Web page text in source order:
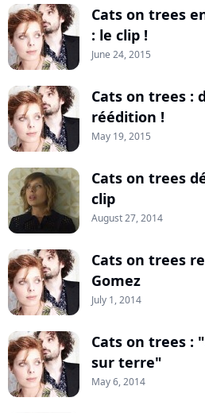
Cats on trees
: le clip !
June 24, 2015
Cats on trees :
réédition !
May 19, 2015
Cats on trees
clip
August 27, 2014
Cats on trees
Gomez
July 1, 2014
Cats on trees :
sur terre"
May 6, 2014